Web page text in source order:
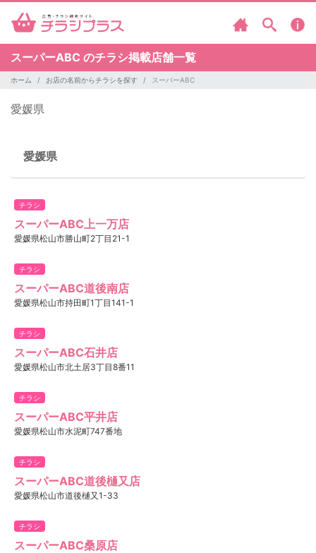
スーパーABC のチラシ掲載店舗一覧
ホーム お店の名前からチラシを探す スーパーABC
愛媛県
愛媛県
チラシ
スーパーABC上一万店
愛媛県松山市勝山町2丁目21-1
チラシ
スーパーABC道後南店
愛媛県松山市持田町1丁目141-1
チラシ
スーパーABC石井店
愛媛県松山市北土居3丁目8番11
チラシ
スーパーABC平井店
愛媛県松山市水泥町747番地
チラシ
スーパーABC道後樋又店
愛媛県松山市道後樋又1-33
チラシ
スーパーABC桑原店